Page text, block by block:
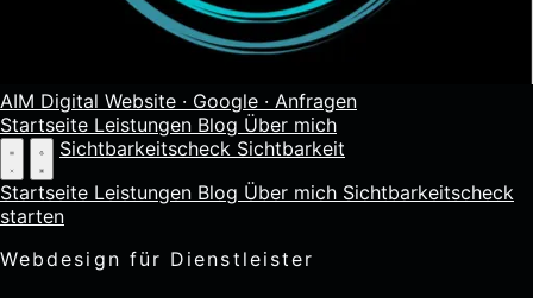
AIM Digital Website · Google · Anfragen
Startseite Leistungen Blog Über mich
Sichtbarkeitscheck Sichtbarkeit
Startseite Leistungen Blog Über mich Sichtbarkeitscheck
starten
Webdesign für Dienstleister